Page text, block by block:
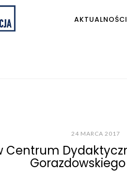
AKTUALNOŚCI
24 MARCA 2017
Centrum